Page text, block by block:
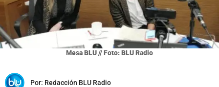
Mesa BLU // Foto: BLU Radio
Por: Redacción BLU Radio